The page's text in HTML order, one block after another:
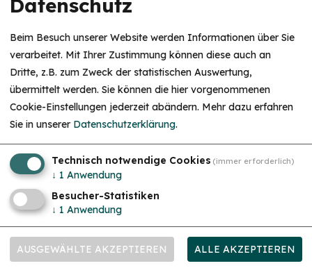
Wann haben Sie Ihren Aufenthalt gebucht?*
Mehr als 1 Monat vor dem Aufenthalt
1 Monat bis 15 Tage vor dem Aufenthalt
14 Tage bis 1 Tag vor dem Aufenthalt
Spontan während des Aufenthaltes
In welchem Ort haben Sie übernachtet?*
Auernheim
Bubenheim
Beim Besuch unserer Website werden Informationen über Sie
verarbeitet. Mit Ihrer Zustimmung können diese auch an
Dritte, z.B. zum Zweck der statistischen Auswertung,
übermittelt werden. Sie können die hier vorgenommenen
Cookie-Einstellungen jederzeit abändern. Mehr dazu erfahren
Sie in unserer Datenschutzerklärung.
Technisch notwendige Cookies (immer erforderlich)
↓ 1 Anwendung
Besucher-Statistiken
↓ 1 Anwendung
AUSGEWÄHLTE AKZEPTIEREN ALLE AKZEPTIEREN